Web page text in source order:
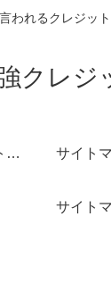
われるクレジッ
クレジ
審査の甘いクレジットカード サイト
サイト